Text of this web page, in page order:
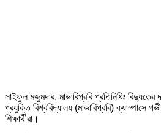
সাইফুল মজুমদার, মাভাবিপ্রবি প্রতিনিধিঃ বিদ্যুতের
প্রযুক্তি বিশ্ববিদ্যালয় (মাভাবিপ্রবি) ক্যাম্পাসে
শিক্ষার্থীরা।